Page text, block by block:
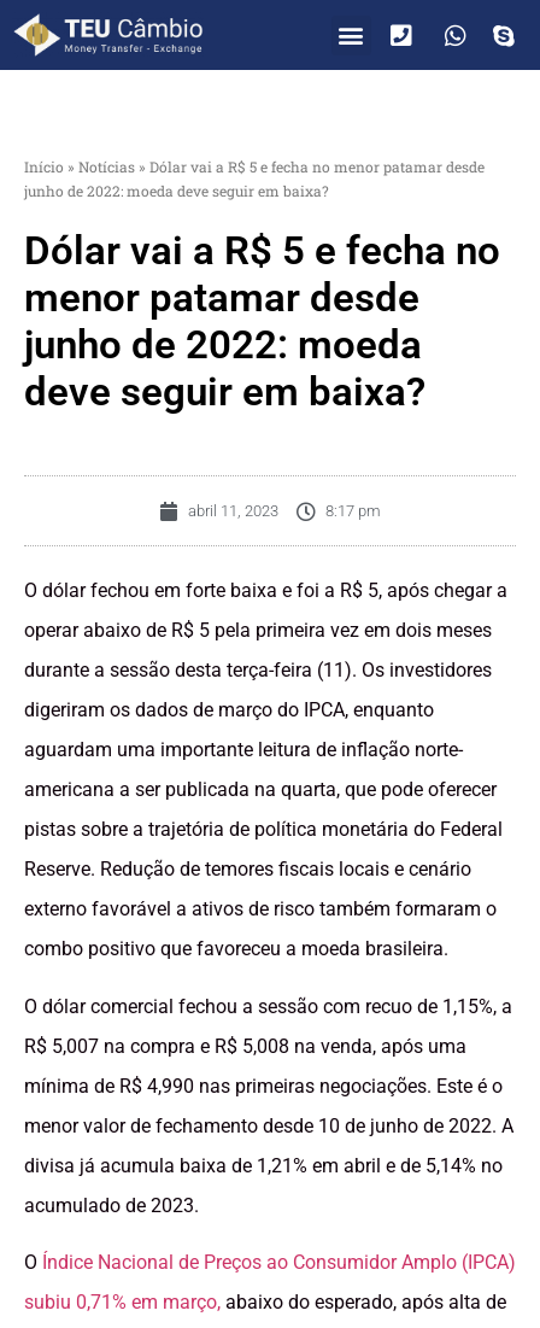
Início » Notícias » Dólar vai a R$ 5 e fecha no menor patamar desde
junho de 2022: moeda deve seguir em baixa?
Dólar vai a R$ 5 e fecha no
menor patamar desde
junho de 2022: moeda
deve seguir em baixa?
abril 11, 2023 8:17 pm
O dólar fechou em forte baixa e foi a R$ 5, após chegar a
operar abaixo de R$ 5 pela primeira vez em dois meses
durante a sessão desta terça-feira (11). Os investidores
digeriram os dados de março do IPCA, enquanto
aguardam uma importante leitura de inflação norte-
americana a ser publicada na quarta, que pode oferecer
pistas sobre a trajetória de política monetária do Federal
Reserve. Redução de temores fiscais locais e cenário
externo favorável a ativos de risco também formaram o
combo positivo que favoreceu a moeda brasileira.
O dólar comercial fechou a sessão com recuo de 1,15%, a
R$ 5,007 na compra e R$ 5,008 na venda, após uma
mínima de R$ 4,990 nas primeiras negociações. Este é o
menor valor de fechamento desde 10 de junho de 2022. A
divisa já acumula baixa de 1,21% em abril e de 5,14% no
acumulado de 2023.
O Índice Nacional de Preços ao Consumidor Amplo (IPCA)
subiu 0,71% em março, abaixo do esperado, após alta de